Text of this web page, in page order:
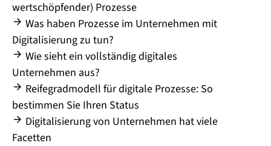
wertschöpfender) Prozesse
Was haben Prozesse im Unternehmen mit
Digitalisierung zu tun?
Wie sieht ein vollständig digitales
Unternehmen aus?
Reifegradmodell für digitale Prozesse: So
bestimmen Sie Ihren Status
Digitalisierung von Unternehmen hat viele
Facetten